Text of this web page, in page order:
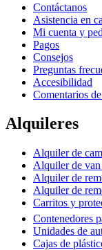
Contáctanos
Asistencia en
Mi cuenta y
Pagos
Consejos
Preguntas
Accesibilidad
Comentarios
Alquileres
Alquiler de
Alquiler de van
Alquiler de
Alquiler de
Carritos y
Contenedores
Unidades de
Cajas de